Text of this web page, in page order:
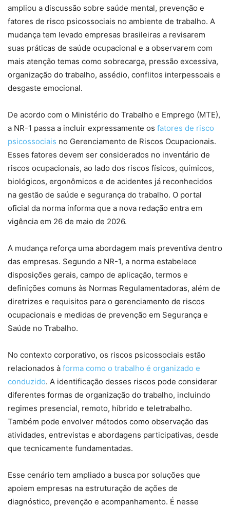
ampliou a discussão sobre saúde mental, prevenção e
fatores de risco psicossociais no ambiente de trabalho. A
mudança tem levado empresas brasileiras a revisarem
suas práticas de saúde ocupacional e a observarem com
mais atenção temas como sobrecarga, pressão excessiva,
organização do trabalho, assédio, conflitos interpessoais e
desgaste emocional.
De acordo com o Ministério do Trabalho e Emprego (MTE),
a NR-1 passa a incluir expressamente os fatores de risco
psicossociais no Gerenciamento de Riscos Ocupacionais.
Esses fatores devem ser considerados no inventário de
riscos ocupacionais, ao lado dos riscos físicos, químicos,
biológicos, ergonômicos e de acidentes já reconhecidos
na gestão de saúde e segurança do trabalho. O portal
oficial da norma informa que a nova redação entra em
vigência em 26 de maio de 2026.
A mudança reforça uma abordagem mais preventiva dentro
das empresas. Segundo a NR-1, a norma estabelece
disposições gerais, campo de aplicação, termos e
definições comuns às Normas Regulamentadoras, além de
diretrizes e requisitos para o gerenciamento de riscos
ocupacionais e medidas de prevenção em Segurança e
Saúde no Trabalho.
No contexto corporativo, os riscos psicossociais estão
relacionados à forma como o trabalho é organizado e
conduzido. A identificação desses riscos pode considerar
diferentes formas de organização do trabalho, incluindo
regimes presencial, remoto, híbrido e teletrabalho.
Também pode envolver métodos como observação das
atividades, entrevistas e abordagens participativas, desde
que tecnicamente fundamentadas.
Esse cenário tem ampliado a busca por soluções que
apoiem empresas na estruturação de ações de
diagnóstico, prevenção e acompanhamento. É nesse